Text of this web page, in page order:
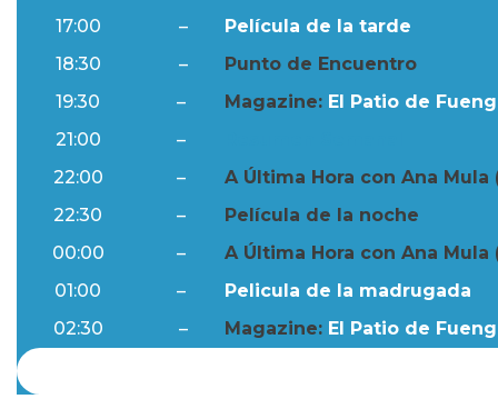
17:00
–
Película de la tarde
18:30
–
Punto de Encuentro
19:30
– Magazine: El Patio de
21:00
–
22:00
–
A Última Hora con Ana Mula
22:30
–
Película de la noche
00:00
–
A Última Hora con Ana Mula
01:00
–
Pelicula de la madrugada
02:30
– Magazine: El Patio de